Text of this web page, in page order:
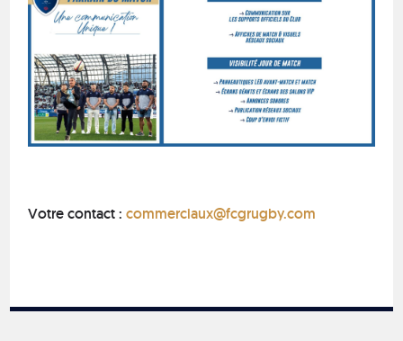
Votre contact :commerciaux@fcgrugby.com